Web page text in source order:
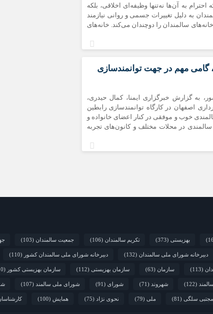
به آن‌ها نه‌تنها وظیفه‌ای اخلاقی، بلکه
به دلیل تغییرات جسمی و روانی نیازمند
سالمندان را دوچندان می‌کند. خانه‌های
گامی مهم در جهت توانمندسازی
به گزارش خبرگزاری ایمنا، کمال حیدری،
اصفهان در کارگاه توانمندسازی رابطین
خوب و موفقی در کنار اعضای خانواده و
سالمندی در محلات مختلف و کانون‌های تجربه
بهزیستی (373) تکریم سالمندان (106) جمعیت سالمندان (103)
دبیرخانه شورای ملی سالمندان (132) دبیرخانه شورای ملی سالمندان کشور (110)
(113) سازمان (63) سازمان بهزیستی (112) سازمان بهزیستی کشور (310)
(122) شهروند (71) شورای (91) شورای ملی سالمند (107)
مجتبی سلگی (81) ملی (79) نحوی نژاد (75) همایش (100)